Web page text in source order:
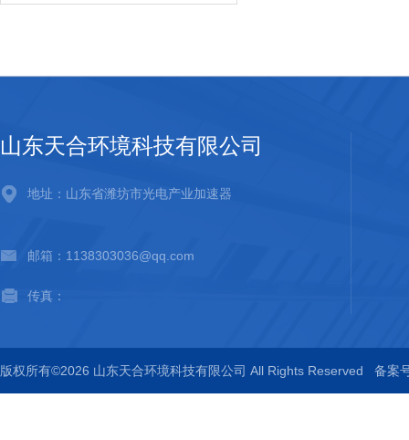
山东天合环境科技有限公司
地址：山东省潍坊市光电产业加速器
邮箱：1138303036@qq.com
传真：
版权所有©2026 山东天合环境科技有限公司 All Rights Reserved 备案